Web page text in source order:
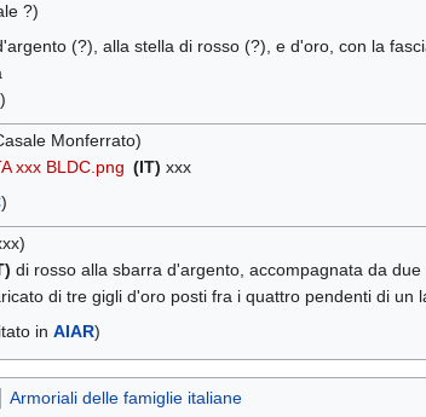
?)
(?), alla stella di rosso (?), e d'oro, con la
)
Monferrato)
xxx BLDC.png (IT) xxx
)
di rosso alla sbarra d'argento, accompagnata da
di tre gigli d'oro posti fra i quattro pendenti di un
in AIAR)
Armoriali delle famiglie italiane